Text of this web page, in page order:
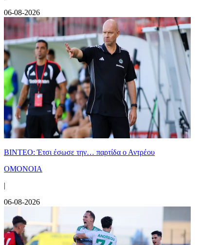
06-08-2026
ΒΙΝΤΕΟ: Έτσι έσωσε την… παρτίδα ο Αντρέου
ΟΜΟΝΟΙΑ
|
06-08-2026